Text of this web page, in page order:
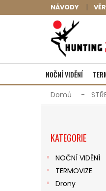
na
NÁVODY
NOČNÍ VIDĚNÍ
Domů
P
kategorie
KATEGORIE
NOČNÍ VIDĚNÍ
TERMOVIZE
Drony